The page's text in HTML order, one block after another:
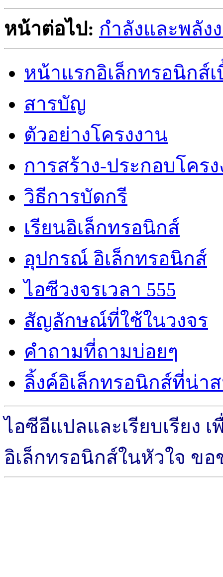
หน้าต่อไป: กำลังและพลัง
หน้าแรกอิเล็กทรอนิกส์
สารบัญ
ตัวอย่างโครงงาน
การสร้าง-ประกอบโคร
วิธีการบัดกรี
เรียนอิเล็กทรอนิกส์
อุปกรณ์ อิเล็กทรอนิกส์
ไอซีวงจรเวลา 555
สัญลักษณ์ที่ใช้ในวงจร
คำถามที่ถามบ่อยๆ
ลิ้งค์อิเล็กทรอนิกส์ที่น่า
ไอซีอีแปลและเรียบเรียง
อิเล็กทรอนิกส์ในหัวใจ ขอ